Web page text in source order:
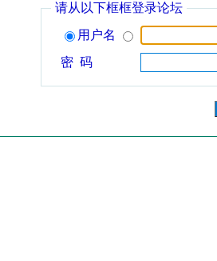
请从以下框框登录论坛
用户名
密 码